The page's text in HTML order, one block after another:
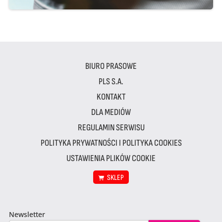
BIURO PRASOWE
PLS S.A.
KONTAKT
DLA MEDIÓW
REGULAMIN SERWISU
POLITYKA PRYWATNOŚCI I POLITYKA COOKIES
USTAWIENIA PLIKÓW COOKIE
SKLEP
Newsletter